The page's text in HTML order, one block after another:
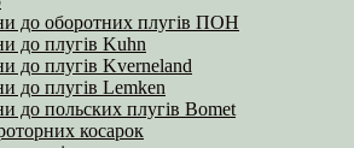
до оборотних плугів ПОН
до плугів Kuhn
до плугів Kverneland
до плугів Lemken
до польских плугів Bomet
косарок